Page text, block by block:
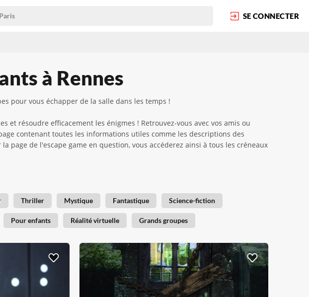
SE CONNECTER
à Rennes
pour vous échapper de la salle dans les temps !
et résoudre efficacement les énigmes ! Retrouvez-vous avec vos amis ou
contenant toutes les informations utiles comme les descriptions des
page de l'escape game en question, vous accéderez ainsi à tous les créneaux
Thriller Mystique Fantastique Science-fiction
Pour enfants Réalité virtuelle Grands groupes